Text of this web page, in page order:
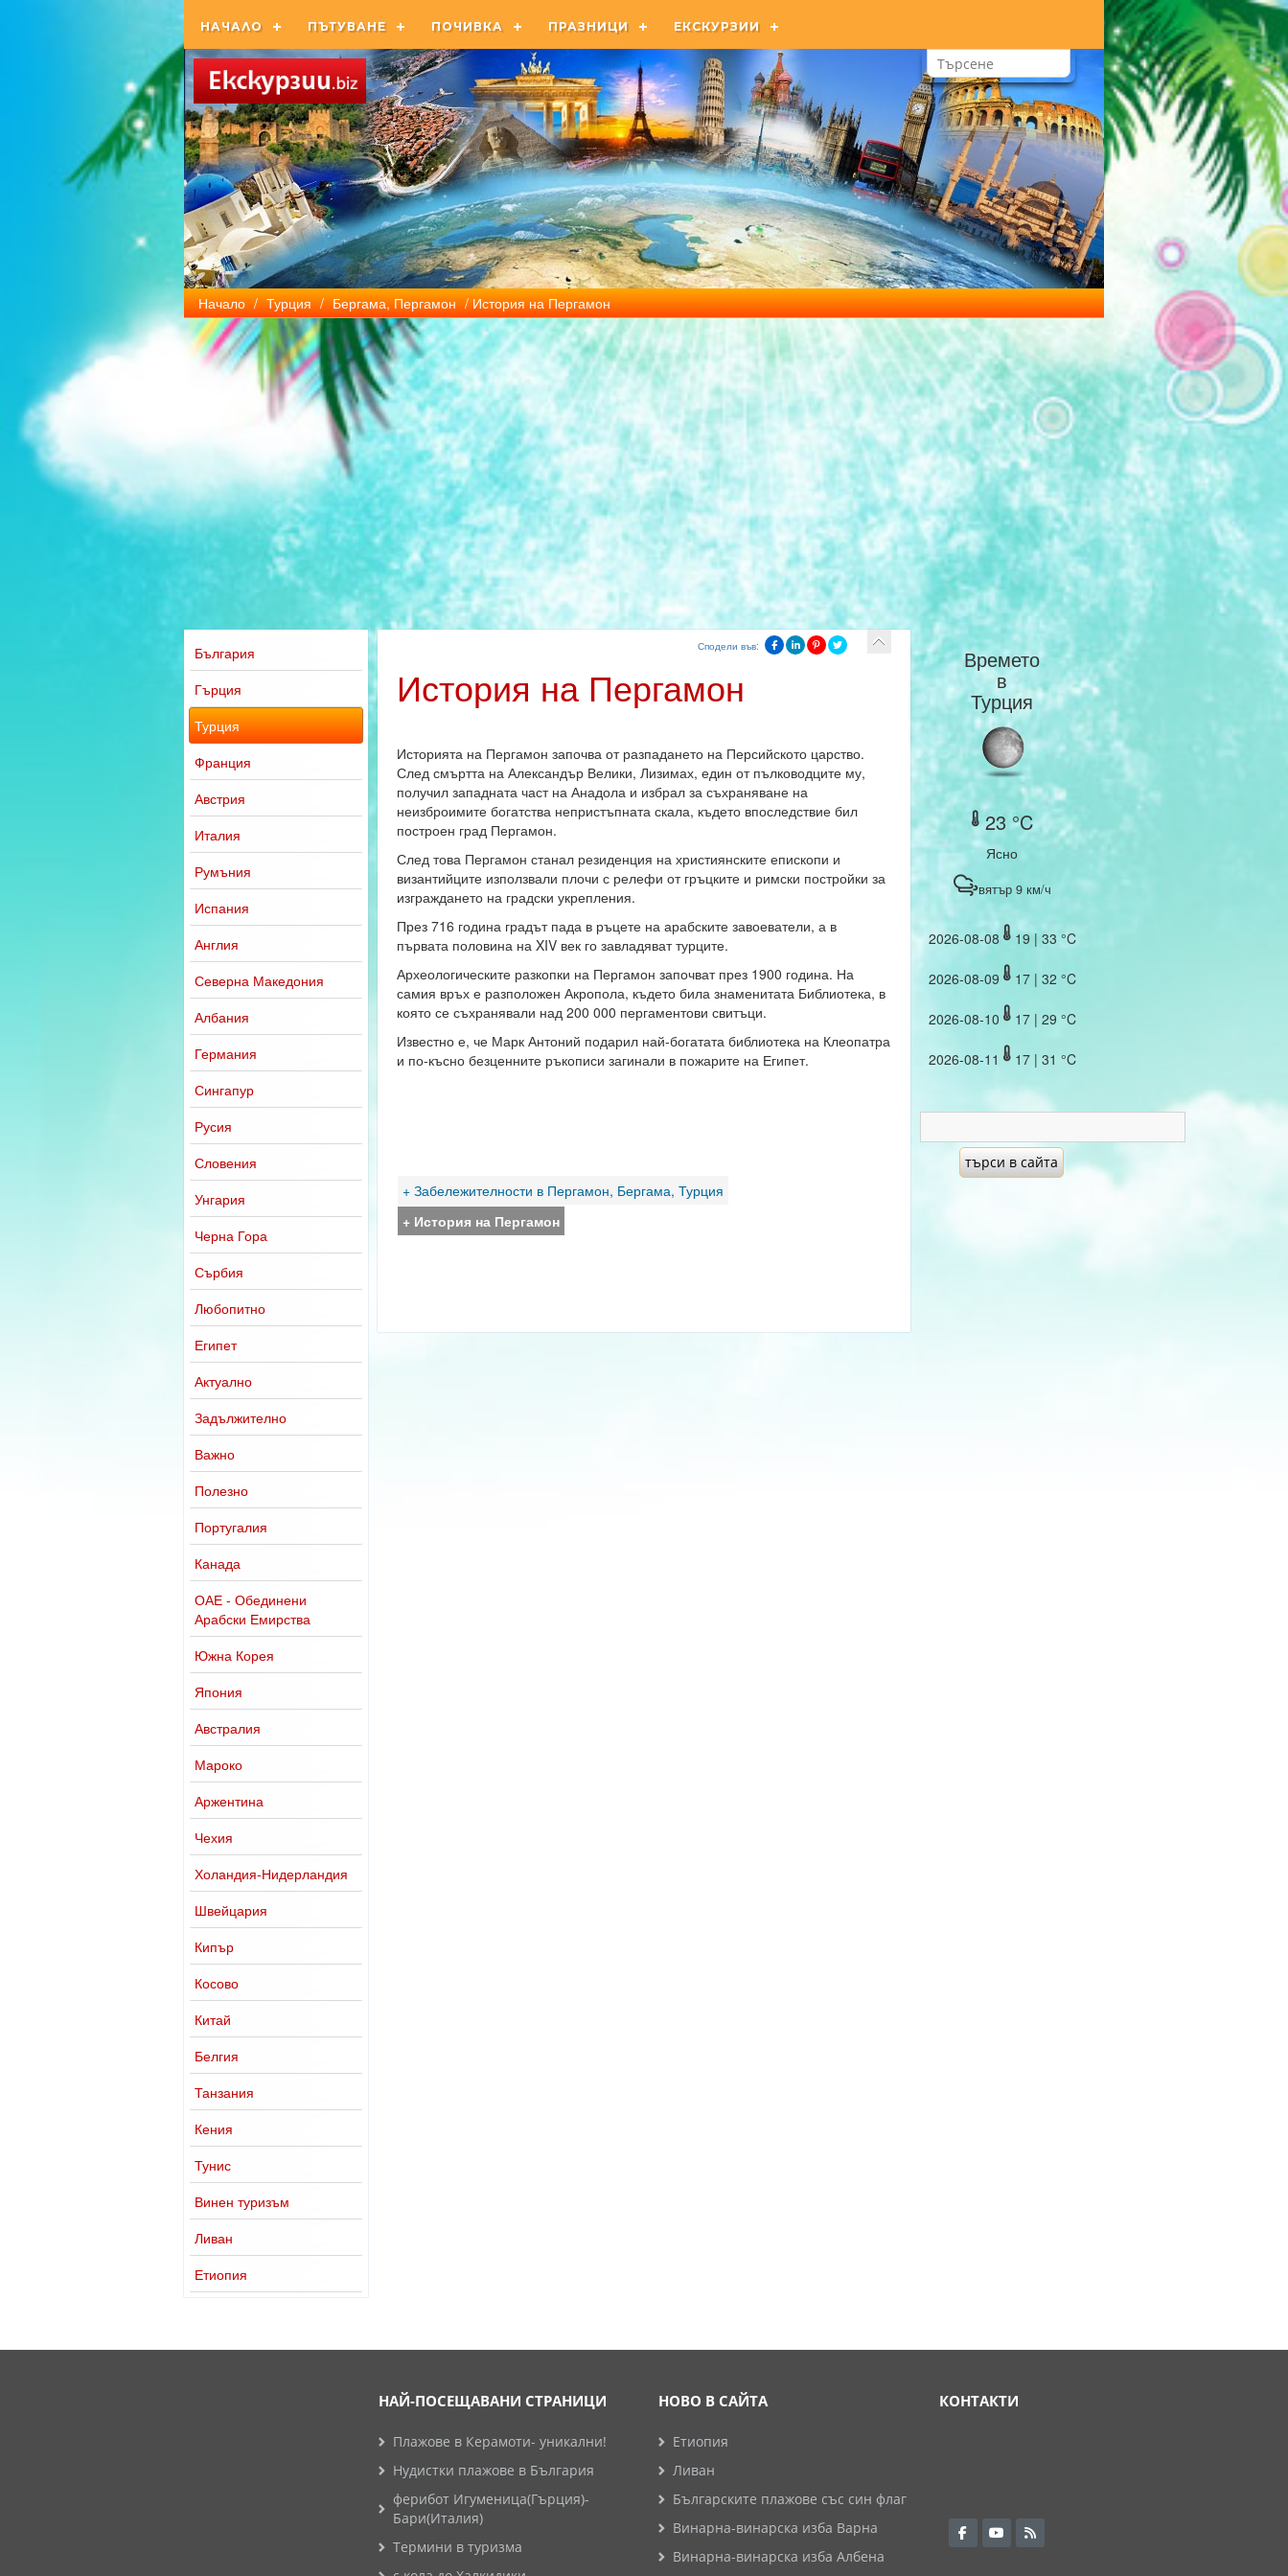
НАЧАЛО ПЪТУВАНЕ ПОЧИВКА ПРАЗНИЦИ ЕКСКУРЗИИ
Начало / Турция / Бергама, Пергамон / История на Пергамон
България
Гърция
Турция
Франция
Австрия
Италия
Румъния
Испания
Англия
Северна Македония
Албания
Германия
Сингапур
Русия
Словения
Унгария
Черна Гора
Сърбия
Любопитно
Египет
Актуално
Задължително
Важно
Полезно
Португалия
Канада
ОАЕ - Обединени
Арабски Емирства
Южна Корея
Япония
Австралия
Мароко
Аржентина
Чехия
Холандия-Нидерландия
Швейцария
Кипър
Косово
Китай
Белгия
Танзания
Кения
Тунис
Винен туризъм
Ливан
Етиопия
Сподели във:
История на Пергамон
Историята на Пергамон започва от разпадането на Персийското царство.
След смъртта на Александър Велики, Лизимах, един от пълководците му,
получил западната част на Анадола и избрал за съхраняване на
неизброимите богатства непристъпната скала, където впоследствие бил
построен град Пергамон.
След това Пергамон станал резиденция на християнските епископи и
византийците използвали плочи с релефи от гръцките и римски постройки за
изграждането на градски укрепления.
През 716 година градът пада в ръцете на арабските завоеватели, а в
първата половина на XIV век го завладяват турците.
Археологическите разкопки на Пергамон започват през 1900 година. На
самия връх е разположен Акропола, където била знаменитата Библиотека, в
която се съхранявали над 200 000 пергаментови свитъци.
Известно е, че Марк Антоний подарил най-богатата библиотека на Клеопатра
и по-късно безценните ръкописи загинали в пожарите на Египет.
+ Забележителности в Пергамон, Бергама, Турция
+ История на Пергамон
Времето
в
Турция
23 °C
Ясно
вятър 9 км/ч
2026-08-08 19 | 33 °C
2026-08-09 17 | 32 °C
2026-08-10 17 | 29 °C
2026-08-11 17 | 31 °C
НАЙ-ПОСЕЩАВАНИ СТРАНИЦИ
Плажове в Керамоти- уникални!
Нудистки плажове в България
ферибот Игуменица(Гърция)-
Бари(Италия)
Термини в туризма
НОВО В САЙТА
Етиопия
Ливан
Българските плажове със син флаг
Винарна-винарска изба Варна
Винарна-винарска изба Албена
КОНТАКТИ